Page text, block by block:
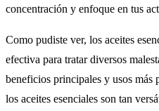
concentración y enfoque en tus
Como pudiste ver, los aceites
efectiva para tratar diversos
beneficios principales y usos más
los aceites esenciales son tan